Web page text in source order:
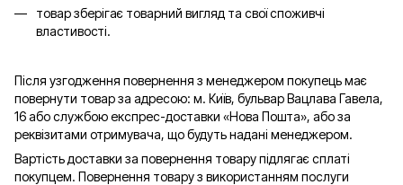
товар зберігає товарний вигляд та свої споживчі
властивості.
Після узгодження повернення з менеджером покупець має
повернути товар за адресою: м. Київ, бульвар Вацлава Гавела,
16 або службою експрес-доставки «Нова Пошта», або за
реквізитами отримувача, що будуть надані менеджером.
Вартість доставки за повернення товару підлягає сплаті
покупцем. Повернення товару з використанням послуги